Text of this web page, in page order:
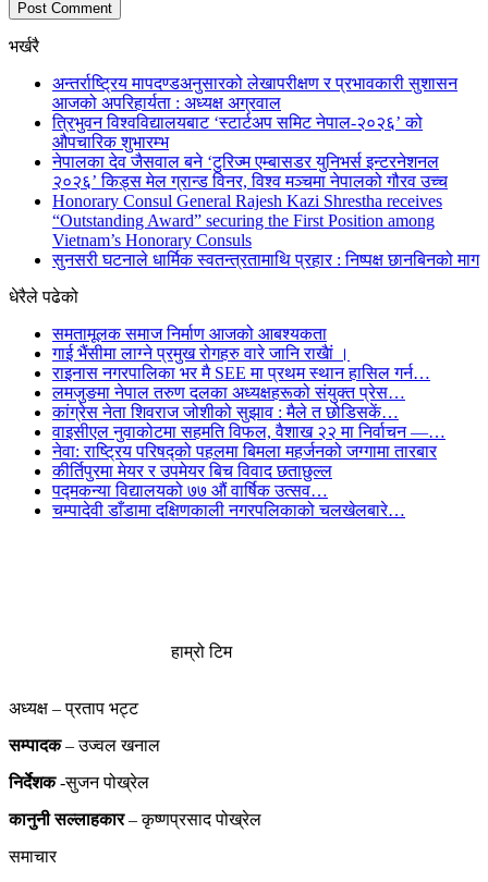
भर्खरै
अन्तर्राष्ट्रिय मापदण्डअनुसारको लेखापरीक्षण र प्रभावकारी सुशासन
आजको अपरिहार्यता : अध्यक्ष अग्रवाल
त्रिभुवन विश्वविद्यालयबाट ‘स्टार्टअप समिट नेपाल-२०२६’ को
औपचारिक शुभारम्भ
नेपालका देव जैसवाल बने ‘टुरिज्म एम्बासडर युनिभर्स इन्टरनेशनल
२०२६’ किड्स मेल ग्रान्ड विनर, विश्व मञ्चमा नेपालको गौरव उच्च
Honorary Consul General Rajesh Kazi Shrestha receives
“Outstanding Award” securing the First Position among
Vietnam’s Honorary Consuls
सुनसरी घटनाले धार्मिक स्वतन्त्रतामाथि प्रहार : निष्पक्ष छानबिनको माग
धेरैले पढेको
समतामूलक समाज निर्माण आजको आबश्यकता
गाई भैंसीमा लाग्ने प्रमुख रोगहरु वारे जानि राखैां ।
राइनास नगरपालिका भर मै SEE मा प्रथम स्थान हासिल गर्न…
लमजुङमा नेपाल तरुण दलका अध्यक्षहरूको संयुक्त प्रेस…
कांग्रेस नेता शिवराज जोशीको सुझाव : मैले त छोडिसकें…
वाइसीएल नुवाकोटमा सहमति विफल, वैशाख २२ मा निर्वाचन —…
नेवा: राष्ट्रिय परिषद्को पहलमा बिमला महर्जनको जग्गामा तारबार
कीर्तिपुरमा मेयर र उपमेयर बिच विवाद छताछुल्ल
पद्मकन्या विद्यालयको ७७ औं ‌‌वार्षिक ‌उत्सव…
चम्पादेवी डाँडामा दक्षिणकाली नगरपलिकाको चलखेलबारे…
हाम्रो टिम
अध्यक्ष – प्रताप भट्ट
सम्पादक– उज्वल खनाल
निर्देशक-सुजन पोख्रेल
कानुनी सल्लाहकार– कृष्णप्रसाद पोख्रेल
समाचार